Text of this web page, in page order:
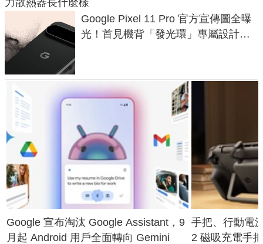
力散熱器長什麼樣
Google Pixel 11 Pro 官方宣傳圖全曝
光！首見機背「發光環」專屬設計、
Google 宣布淘汰 Google Assistant，9
月起 Android 用戶全面轉向 Gemini
手把、行動電
2 磁吸充電手